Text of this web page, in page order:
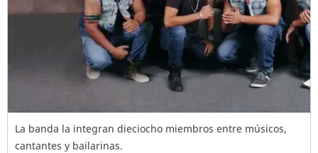
La banda la integran dieciocho miembros entre músicos,
cantantes y bailarinas.